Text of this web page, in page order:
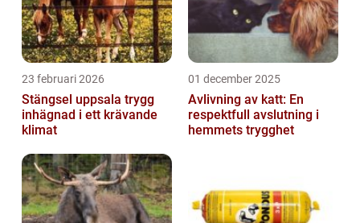
23 februari 2026
Stängsel uppsala trygg
inhägnad i ett krävande
klimat
01 december 2025
Avlivning av katt: En
respektfull avslutning i
hemmets trygghet